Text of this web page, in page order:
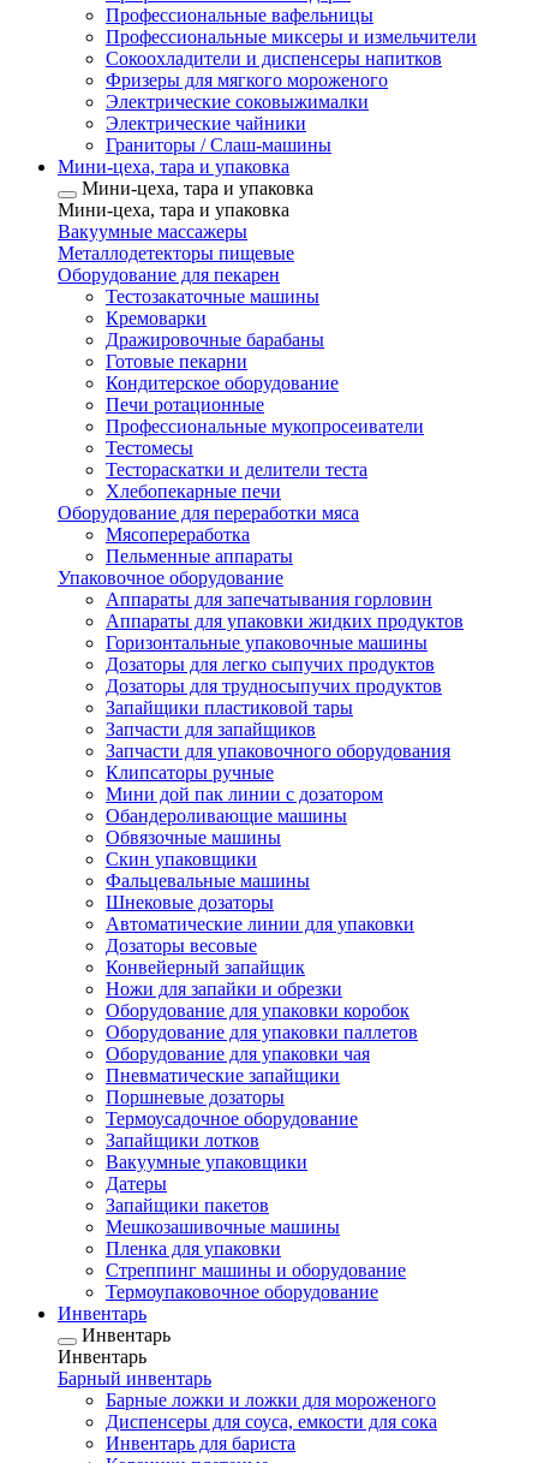
Профессиональные вафельницы
Профессиональные миксеры и измельчители
Сокоохладители и диспенсеры напитков
Фризеры для мягкого мороженого
Электрические соковыжималки
Электрические чайники
Граниторы / Слаш-машины
Мини-цеха, тара и упаковка
Мини-цеха, тара и упаковка
Мини-цеха, тара и упаковка
Вакуумные массажеры
Металлодетекторы пищевые
Оборудование для пекарен
Тестозакаточные машины
Кремоварки
Дражировочные барабаны
Готовые пекарни
Кондитерское оборудование
Печи ротационные
Профессиональные мукопросеиватели
Тестомесы
Тестораскатки и делители теста
Хлебопекарные печи
Оборудование для переработки мяса
Мясопереработка
Пельменные аппараты
Упаковочное оборудование
Аппараты для запечатывания горловин
Аппараты для упаковки жидких продуктов
Горизонтальные упаковочные машины
Дозаторы для легко сыпучих продуктов
Дозаторы для трудносыпучих продуктов
Запайщики пластиковой тары
Запчасти для запайщиков
Запчасти для упаковочного оборудования
Клипсаторы ручные
Мини дой пак линии с дозатором
Обандероливающие машины
Обвязочные машины
Скин упаковщики
Фальцевальные машины
Шнековые дозаторы
Автоматические линии для упаковки
Дозаторы весовые
Конвейерный запайщик
Ножи для запайки и обрезки
Оборудование для упаковки коробок
Оборудование для упаковки паллетов
Оборудование для упаковки чая
Пневматические запайщики
Поршневые дозаторы
Термоусадочное оборудование
Запайщики лотков
Вакуумные упаковщики
Датеры
Запайщики пакетов
Мешкозашивочные машины
Пленка для упаковки
Стреппинг машины и оборудование
Термоупаковочное оборудование
Инвентарь
Инвентарь
Инвентарь
Барный инвентарь
Барные ложки и ложки для мороженого
Диспенсеры для соуса, емкости для сока
Инвентарь для бариста